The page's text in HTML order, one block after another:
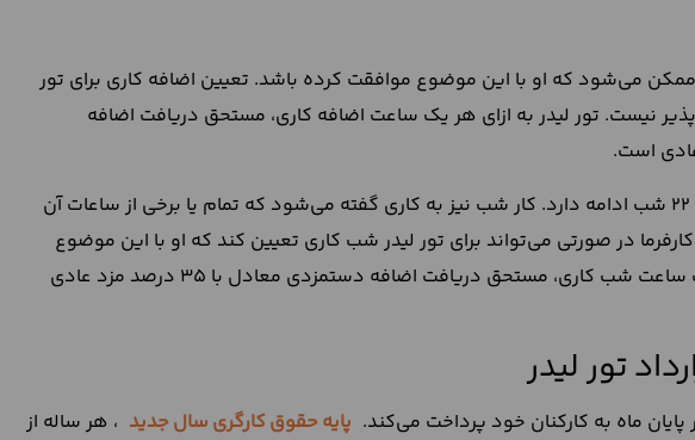
ممکن می‌شود که او با این موضوع موافقت کرده باشد. تعیین اضافه کاری برای تور
روز امکان پذیر نیست. تور لیدر به ازای هر یک ساعت اضافه کاری، مستحق دریافت اضافه
ساعات کار روز از 6 صبح شروع می‌شود و تا 22 شب ادامه دارد. کار شب نیز به کاری گفته می‌شود که تمام یا برخی از ساعات آن
تا 6 صبح قرار دارد. کارفرما در صورتی می‌تواند برای تور لیدر شب کاری تعیین کند که او با این موضوع
موافقت کرده باشد. تور لیدر به ازای هر یک ساعت شب کاری، مستحق دریافت اضافه دستمزدی معادل با 35 درصد مزد عادی
تور لیدر
ماه به کارکنان خود پرداخت می‌کند. پایهحقوقکارگری سالجدید ، هر ساله از